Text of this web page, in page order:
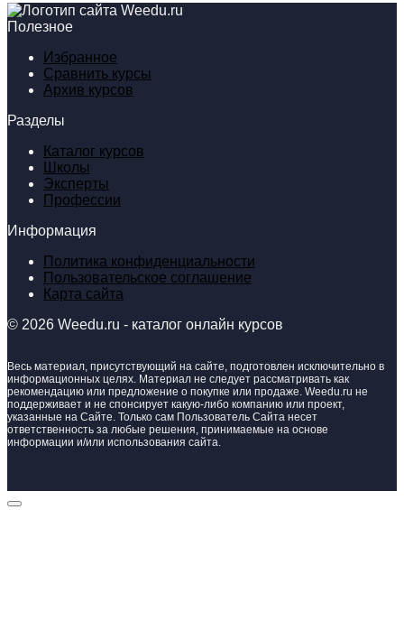
Полезное
Избранное
Сравнить курсы
Архив курсов
Разделы
Каталог курсов
Школы
Эксперты
Профессии
Информация
Политика конфиденциальности
Пользовательское соглашение
Карта сайта
© 2026 Weedu.ru - каталог онлайн курсов
Весь материал, присутствующий на сайте, подготовлен исключительно в
информационных целях. Материал не следует рассматривать как
рекомендацию или предложение о покупке или продаже. Weedu.ru не
поддерживает и не спонсирует какую-либо компанию или проект,
указанные на Сайте. Только сам Пользователь Сайта несет
ответственность за любые решения, принимаемые на основе
информации и/или использования сайта.